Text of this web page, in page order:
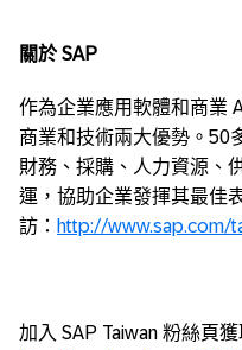
關於SAP
作為企業應用軟體和商業
商業和技術兩大優勢。50
財務、採購、人力資源、
運，協助企業發揮其最佳
訪： http://www.sap.com/
加入 SAP Taiwan 粉絲頁